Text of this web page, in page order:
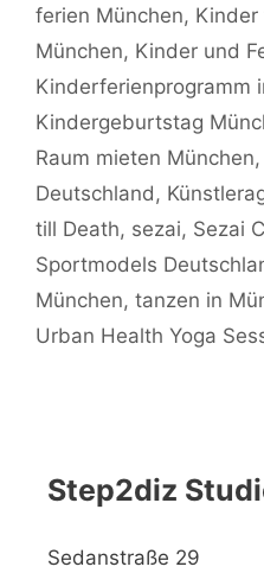
ferien München, Kinder
München, Kinder und
Kinderferienprogramm
Kindergeburtstag
Raum mieten München,
Deutschland,
till Death, sezai, Sezai
Sportmodels
München, tanzen in
Urban Health Yoga
Step2diz
Sedanstraße 29